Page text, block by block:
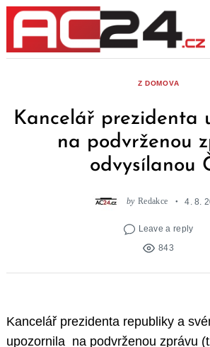
Skip
content
Z DOMOVA
Kancelář prezidenta
na podvrženou
odvysílanou
by Redakce 4. 8.
Leave a reply
843
Kancelář prezidenta republiky a
upozornila na podvrženou zprávu